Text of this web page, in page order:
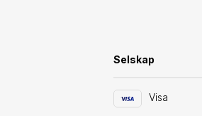
Selskap
Visa